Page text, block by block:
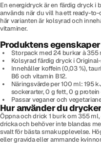
En energidryck är en färdig dryck
används när du vill ha ett ready-
här varianten är kolsyrad och
vitaminer.
Produktens egenskaper
Storpack med 24 burkar à
Kolsyrad färdig dryck i
Innehåller koffein (0,03 %),
B6 och vitamin B12.
Näringsvärde per 100 ml: 195
sockerarter, 0 g fett, 0 g protein
Passar veganer och
Hur använder du
Öppna och drick 1 burk om 355
dricka och behöver inte blandas
svalt för bästa smakupplevelse.
eller gravida eller ammande